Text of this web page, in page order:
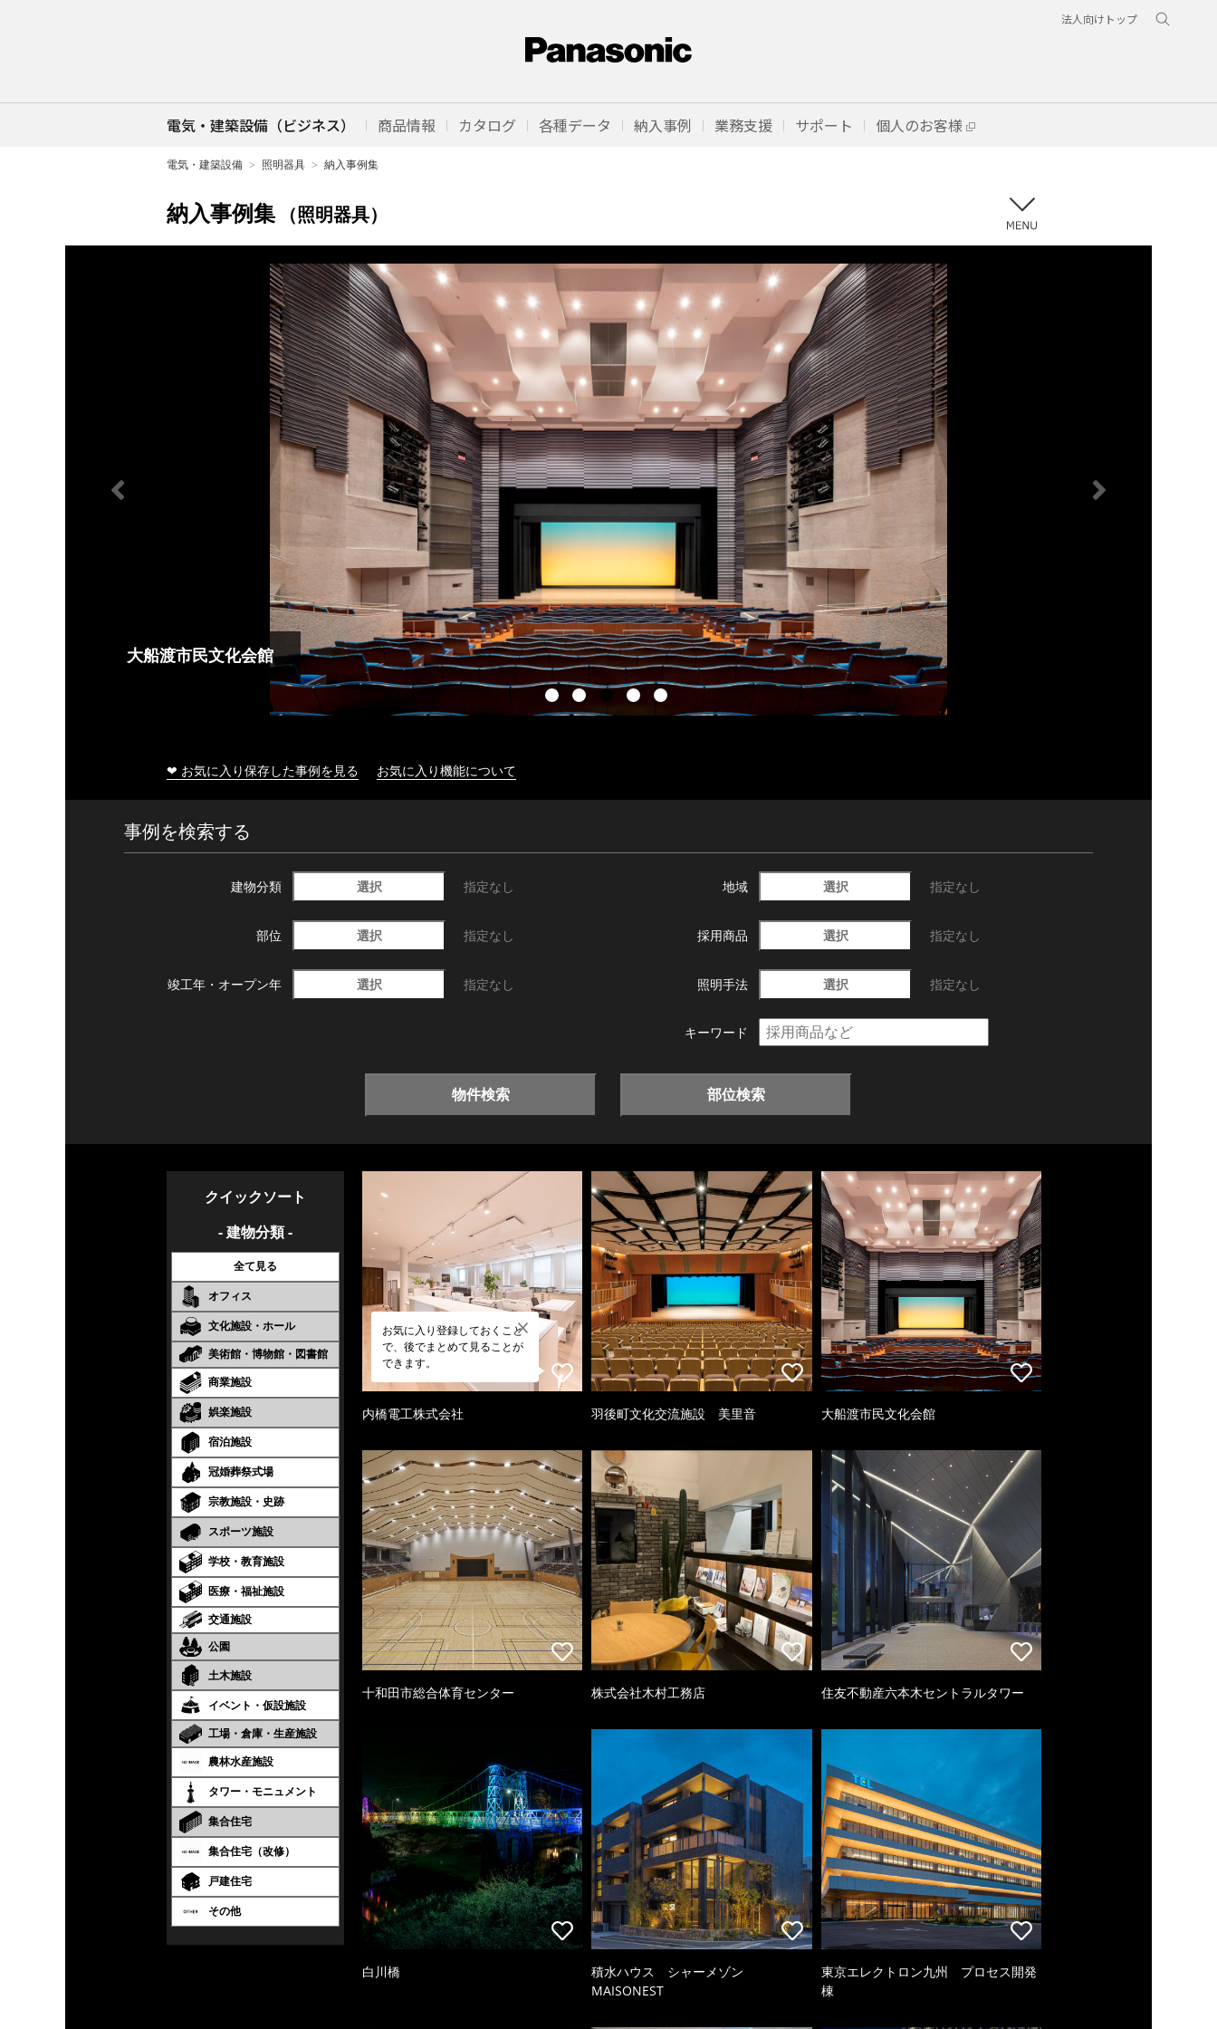
法人向けトップ
電気・建築設備（ビジネス） 商品情報 カタログ 各種データ 納入事例 業務支援 サポート 個人のお客様
電気・建築設備 照明器具 納入事例集
納入事例集 （照明器具）
大船渡市民文化会館
❤ お気に入り保存した事例を見る お気に入り機能について
事例を検索する
建物分類 選択 指定なし 地域 選択 指定なし
部位 選択 指定なし 採用商品 選択 指定なし
竣工年・ オープン年 選択 指定なし 照明手法 選択 指定なし
キーワード
物件検索 部位検索
クイックソート
- 建物分類 -
全て見る
オフィス
文化施設・ホール
美術館・博物館・図書館
商業施設
娯楽施設
宿泊施設
冠婚葬祭式場
宗教施設・史跡
スポーツ施設
学校・教育施設
医療・福祉施設
交通施設
公園
土木施設
イベント・仮設施設
工場・倉庫・生産施設
農林水産施設
タワー・モニュメント
集合住宅
集合住宅（改修）
戸建住宅
その他
お気に入り登録しておくこと
で、後でまとめて見ることが
できます。
内橋電工株式会社 羽後町文化交流施設 美里音 大船渡市民文化会館
十和田市総合体育センター 株式会社木村工務店 住友不動産六本木セントラルタワー
白川橋
積水ハウス シャーメゾン
MAISONEST
東京エレクトロン九州 プロセス開発
棟